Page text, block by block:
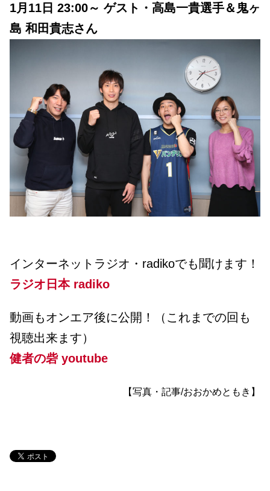
1月11日 23:00～ ゲスト・高島一貴選手＆鬼ヶ
島 和田貴志さん
インターネットラジオ・radikoでも聞けます！
ラジオ日本 radiko
動画もオンエア後に公開！（これまでの回も
視聴出来ます）
健者の砦 youtube
【写真・記事/おおかめともき】